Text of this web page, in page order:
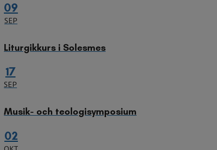
09
SEP
Liturgikkurs i Solesmes
17
SEP
Musik- och teologisymposium
02